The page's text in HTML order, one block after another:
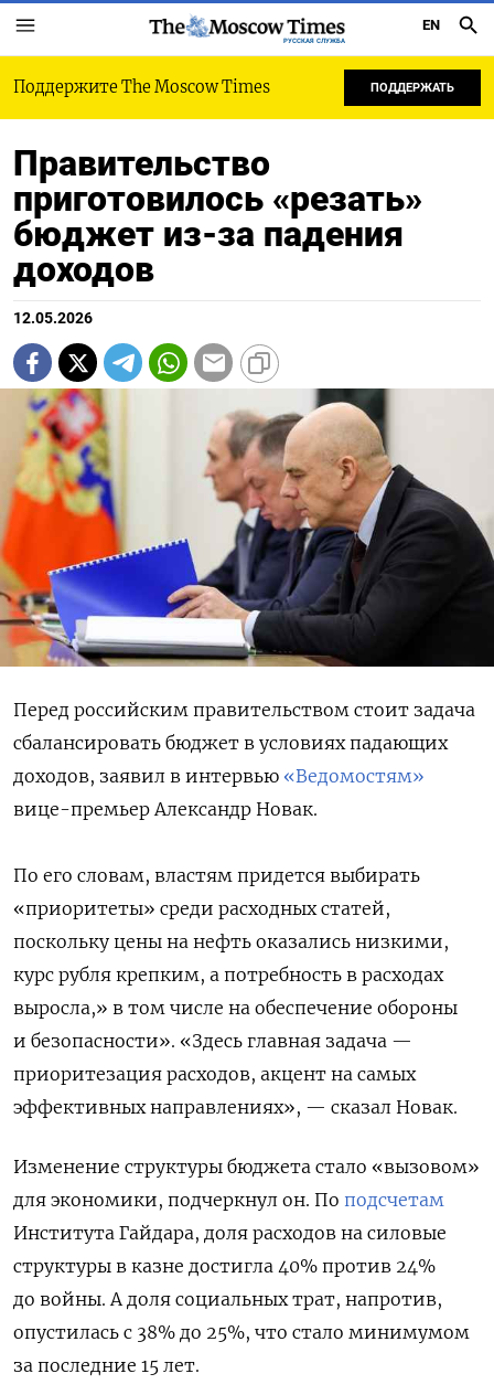
РУССКАЯ СЛУЖБА
EN
Поддержите The Moscow Times ПОДДЕРЖАТЬ
Правительство
приготовилось «резать»
бюджет из-за падения
доходов
12.05.2026
Перед российским правительством стоит задача
сбалансировать бюджет в условиях падающих
доходов, заявил в интервью «Ведомостям»
вице-премьер Александр Новак.
По его словам, властям придется выбирать
«приоритеты» среди расходных статей,
поскольку цены на нефть оказались низкими,
курс рубля крепким, а потребность в расходах
выросла,» в том числе на обеспечение обороны
и безопасности». «Здесь главная задача —
приоритезация расходов, акцент на самых
эффективных направлениях», — сказал Новак.
Изменение структуры бюджета стало «вызовом»
для экономики, подчеркнул он. По подсчетам
Института Гайдара, доля расходов на силовые
структуры в казне достигла 40% против 24%
до войны. А доля социальных трат, напротив,
опустилась с 38% до 25%, что стало минимумом
за последние 15 лет.